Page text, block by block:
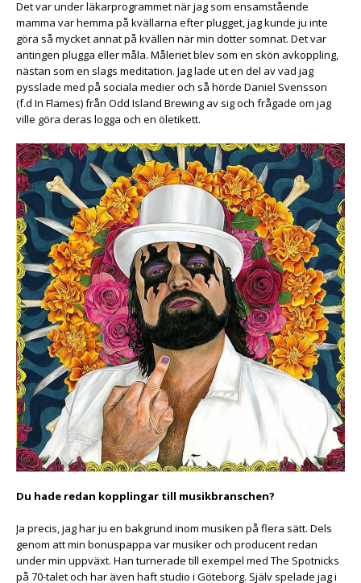
Det var under läkarprogrammet när jag som ensamstående
mamma var hemma på kvällarna efter plugget, jag kunde ju inte
göra så mycket annat på kvällen när min dotter somnat. Det var
antingen plugga eller måla. Måleriet blev som en skön avkoppling,
nästan som en slags meditation. Jag lade ut en del av vad jag
pysslade med på sociala medier och så hörde Daniel Svensson
(f.d In Flames) från Odd Island Brewing av sig och frågade om jag
ville göra deras logga och en öletikett.
Du hade redan kopplingar till musikbranschen?
Ja precis, jag har ju en bakgrund inom musiken på flera sätt. Dels
genom att min bonuspappa var musiker och producent redan
under min uppväxt. Han turnerade till exempel med The Spotnicks
på 70-talet och har även haft studio i Göteborg. Själv spelade jag i